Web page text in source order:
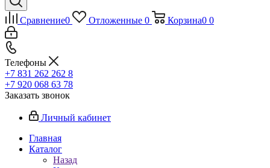
Сравнение0 Отложенные 0 Корзина0 0
Телефоны
+7 831 262 262 8
+7 920 068 63 78
Заказать звонок
Личный кабинет
Главная
Каталог
Назад